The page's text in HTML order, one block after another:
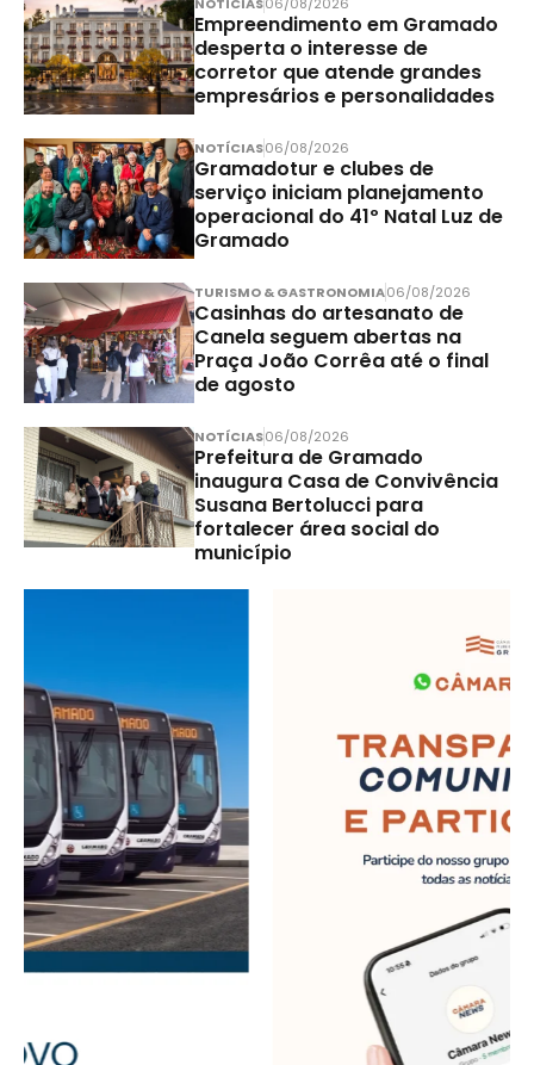
Empreendimento em Gramado
desperta o interesse de
corretor que atende grandes
empresários e personalidades
NOTÍCIAS06/08/2026
Gramadotur e clubes de
serviço iniciam planejamento
operacional do 41º Natal Luz de
Gramado
TURISMO & GASTRONOMIA06/08/2026
Casinhas do artesanato de
Canela seguem abertas na
Praça João Corrêa até o final
de agosto
NOTÍCIAS06/08/2026
Prefeitura de Gramado
inaugura Casa de Convivência
Susana Bertolucci para
fortalecer área social do
município